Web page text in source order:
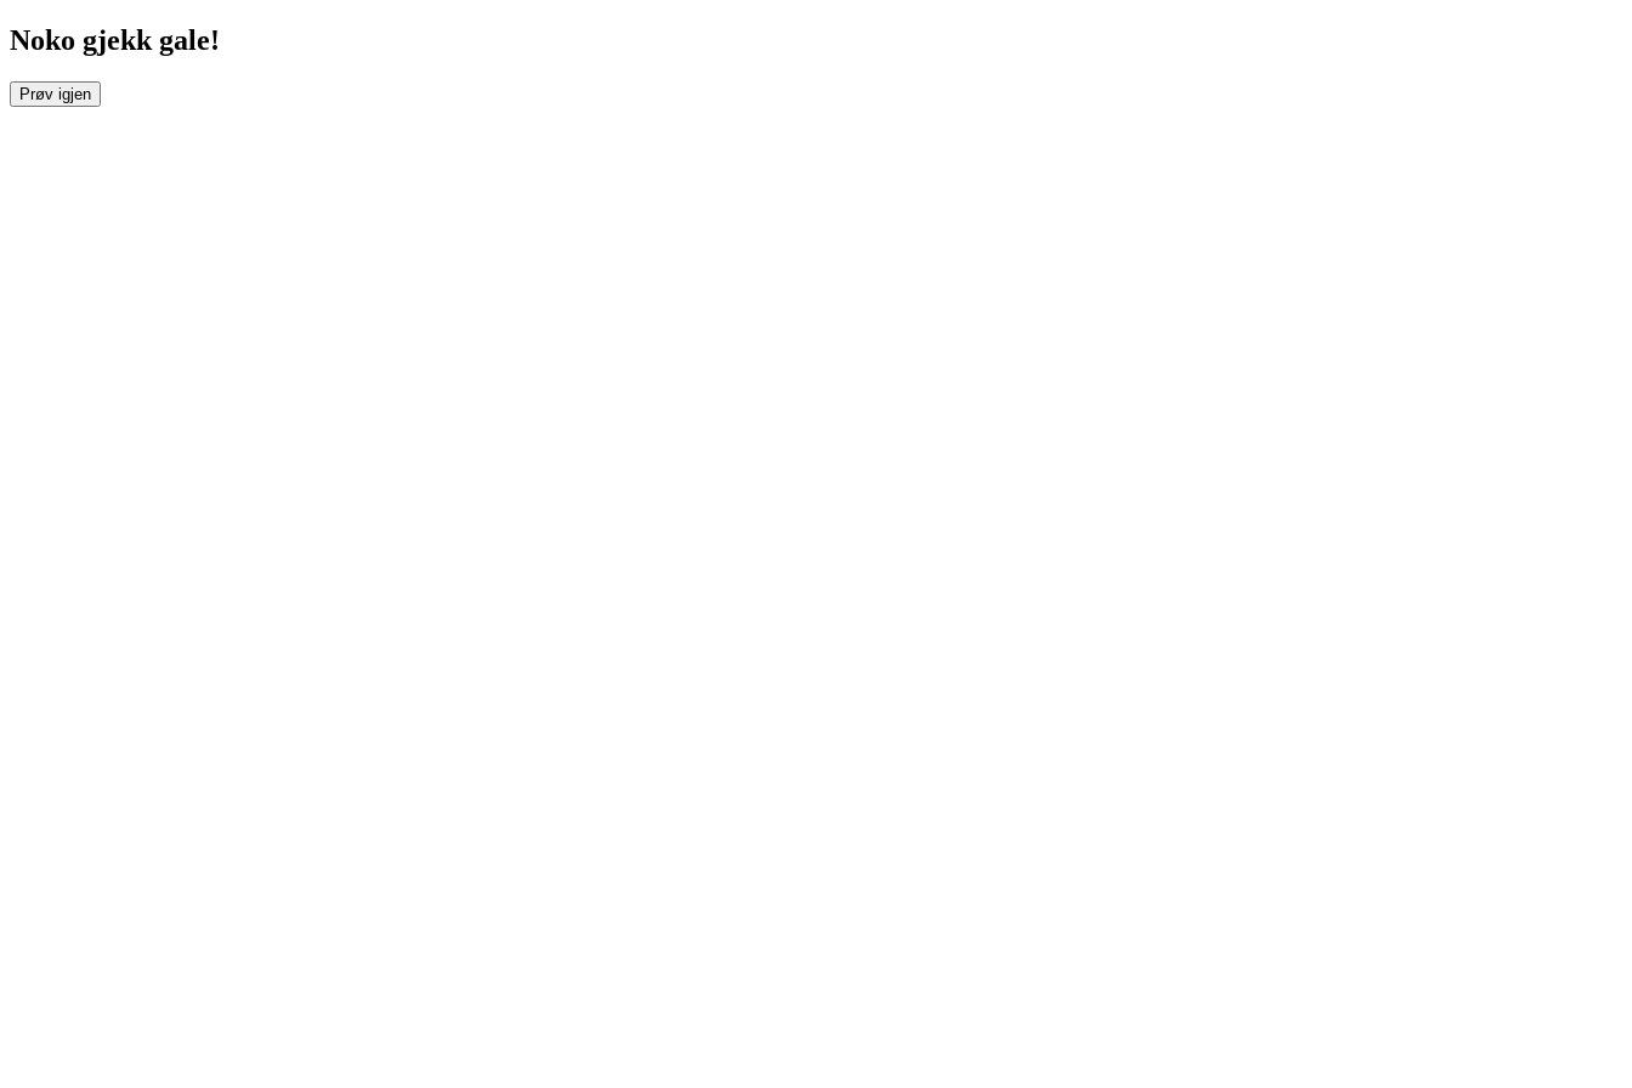
Noko gjekk gale!
Prøv igjen